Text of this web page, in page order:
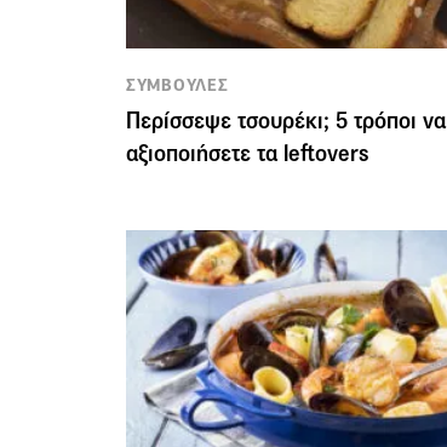
ΣΥΜΒΟΥΛΕΣ
Περίσσεψε τσουρέκι; 5 τρόποι να
αξιοποιήσετε τα leftovers